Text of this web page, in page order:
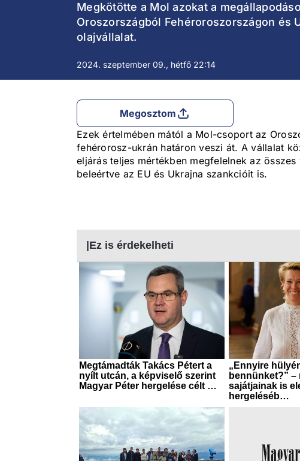
Megkötötte a Mol azokat a
Oroszországból Fehéroroszországon és
olajvállalat.
2024. szeptember 09., hétfő 22:14
Megosztom
Ezek értelmében mától a Mol-csoport az
fehérorosz-ukrán határon veszi át. A vállalat
eljárás teljes mértékben megfelelnek az
beleértve az EU és Ukrajna szankcióit is.